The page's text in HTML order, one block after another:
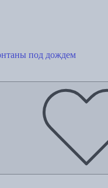
под дождем